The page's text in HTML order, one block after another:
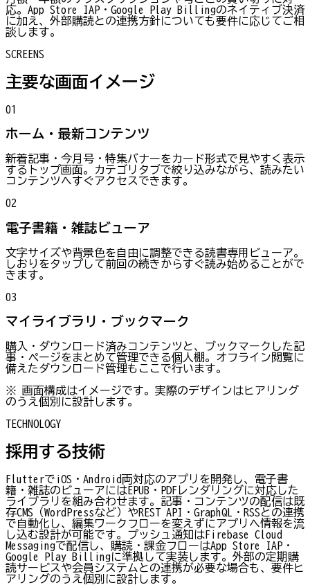
応。App Store IAP・Google Play Billingのネイティブ決済
に加え、外部購読との連携方針についても要件に応じてご相
談します。
SCREENS
主要な画面イメージ
01
ホーム・最新コンテンツ
新着記事・今月号・特集バナーをカード形式で見やすく表示
するトップ画面。カテゴリタブで絞り込みながら、読みたい
コンテンツへすぐアクセスできます。
02
電子書籍・雑誌ビューア
文字サイズや背景色を自由に調整できる読書専用ビューア。
しおりをタップして前回の続きからすぐ読み始めることがで
きます。
03
マイライブラリ・ブックマーク
購入・ダウンロード済みコンテンツと、ブックマークした記
事・ページをまとめて管理できる個人棚。オフライン閲覧に
備えたダウンロード管理もここで行います。
※ 画面構成はイメージです。実際のデザインはヒアリング
のうえ個別に設計します。
TECHNOLOGY
採用する技術
FlutterでiOS・Android両対応のアプリを開発し、電子書
籍・雑誌のビューアにはEPUB・PDFレンダリングに対応した
ライブラリを組み合わせます。記事・コンテンツの配信は既
存CMS（WordPressなど）やREST API・GraphQL・RSSとの連携
で自動化し、編集ワークフローを変えずにアプリへ情報を流
し込む設計が可能です。プッシュ通知はFirebase Cloud
Messagingで配信し、購読・課金フローはApp Store IAP・
Google Play Billingに準拠して実装します。外部の定期購
読サービスや会員システムとの連携が必要な場合も、要件ヒ
アリングのうえ個別に設計します。